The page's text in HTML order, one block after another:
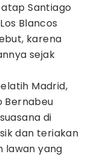
Santiago
Blancos
karena
sejak
Madrid,
Bernabeu
di
dan teriakan
lawan yang